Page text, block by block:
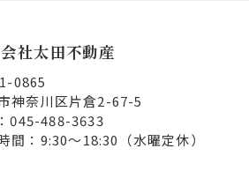
社太田不動産
0865
神奈川区片倉2-67-5
045-488-3633
間：9:30〜18:30（水曜定休）